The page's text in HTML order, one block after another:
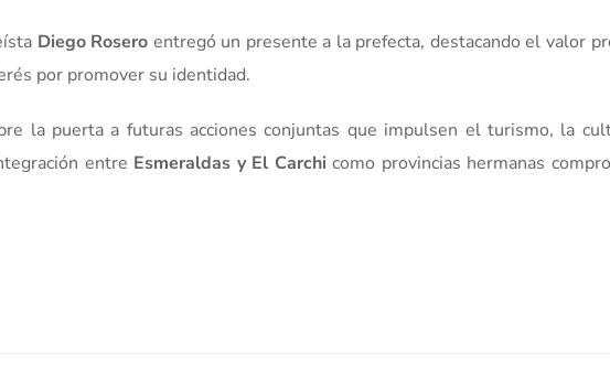
Diego Rosero entregó un presente a la prefecta, destacando el valor
por promover su identidad.
la puerta a futuras acciones conjuntas que impulsen el turismo, la
entre Esmeraldas y El Carchicomo provincias hermanas